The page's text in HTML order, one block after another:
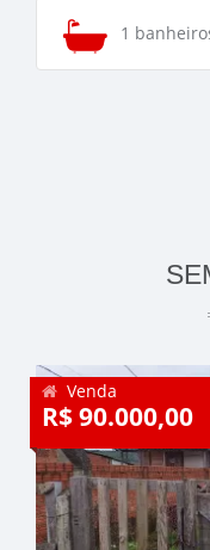
1
Venda
R$ 90.000,00